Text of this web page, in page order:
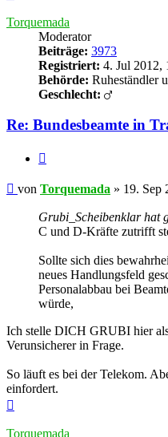
Torquemada
Moderator
Beiträge: 3973
Registriert: 4. Jul 2012,
Behörde: Ruheständler
Geschlecht:
Re: Bundesbeamte in
Beitrag
von Torquemada » 19. Sep
Grubi_Scheibenklar hat
C und D-Kräfte zutrifft
Sollte sich dies
neues Handlungsfeld
Personalabbau bei
würde,
Ich stelle DICH GRUBI hier
Verunsicherer in Frage.
So läuft es bei der Telekom.
einfordert.
Torquemada